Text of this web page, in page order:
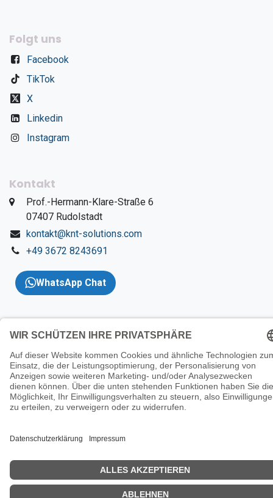
Folgt uns
Facebook
TikTok
X
Linkedin
Instagram
Kontakt
​Prof.-Hermann-Klare-Straße 6
​07407 Rudolstadt
kontakt@knt-solutions.com
+49 3672 8243691
WhatsApp Chat
Copyright 2026 © KNT
Solutions |Impressum|AGBs|Datenschutzerklärung |